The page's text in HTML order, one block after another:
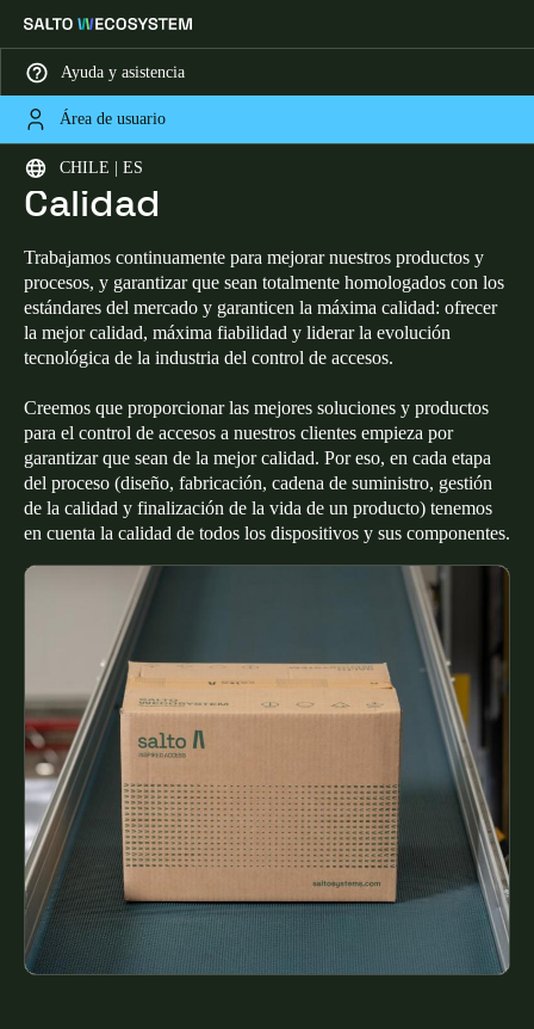
Ayuda y asistencia
Área de usuario
CHILE | ES
Elija su ubicación y configuración de idioma
Global
Chile|Español
Español
Colombia
Español
Guardar la nueva selección como predeterminada
HOME ACERCA DE SALTO - CALIDAD
Comprometidos con la
Calidad
Trabajamos continuamente para mejorar nuestros productos y
procesos, y garantizar que sean totalmente homologados con los
estándares del mercado y garanticen la máxima calidad: ofrecer
la mejor calidad, máxima fiabilidad y liderar la evolución
tecnológica de la industria del control de accesos.
Creemos que proporcionar las mejores soluciones y productos
para el control de accesos a nuestros clientes empieza por
garantizar que sean de la mejor calidad. Por eso, en cada etapa
del proceso (diseño, fabricación, cadena de suministro, gestión
de la calidad y finalización de la vida de un producto) tenemos
en cuenta la calidad de todos los dispositivos y sus componentes.